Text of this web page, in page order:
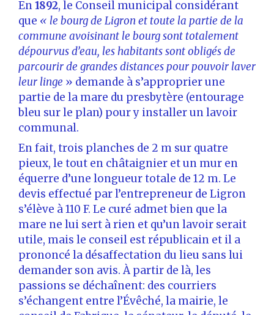
En1892, le Conseil municipal considérant
que « le bourg de Ligron et toute la partie de la
commune avoisinant le bourg sont totalement
dépourvus d’eau, les habitants sont obligés de
parcourir de grandes distances pour pouvoir laver
leur linge » demande à s’approprier une
partie de la mare du presbytère (entourage
bleu sur le plan) pour y installer un lavoir
communal.
En fait, trois planches de 2 m sur quatre
pieux, le tout en châtaignier et un mur en
équerre d’une longueur totale de 12 m. Le
devis effectué par l’entrepreneur de Ligron
s’élève à 110 F. Le curé admet bien que la
mare ne lui sert à rien et qu’un lavoir serait
utile, mais le conseil est républicain et il a
prononcé la désaffectation du lieu sans lui
demander son avis. À partir de là, les
passions se déchaînent: des courriers
s’échangent entre l’Évêché, la mairie, le